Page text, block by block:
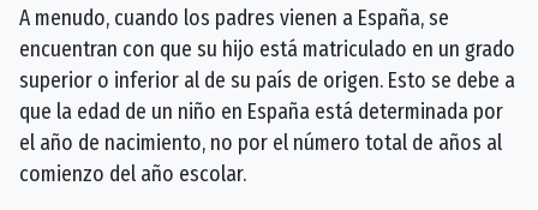
A menudo, cuando los padres vienen a España, se
encuentran con que su hijo está matriculado en un grado
superior o inferior al de su país de origen. Esto se debe a
que la edad de un niño en España está determinada por
el año de nacimiento, no por el número total de años al
comienzo del año escolar.